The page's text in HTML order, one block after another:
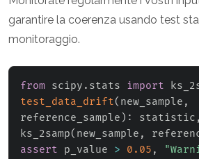
garantire la coerenza usando test
monitoraggio.
from scipy . stats import
test_data_drift( new_sample ,
reference_sample ) : statistic ,
ks_2samp( new_sample ,
assert p_value > 0.05 ,